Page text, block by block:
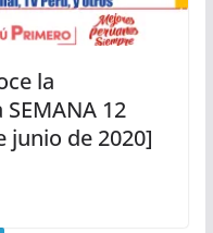
la
12
junio de 2020]